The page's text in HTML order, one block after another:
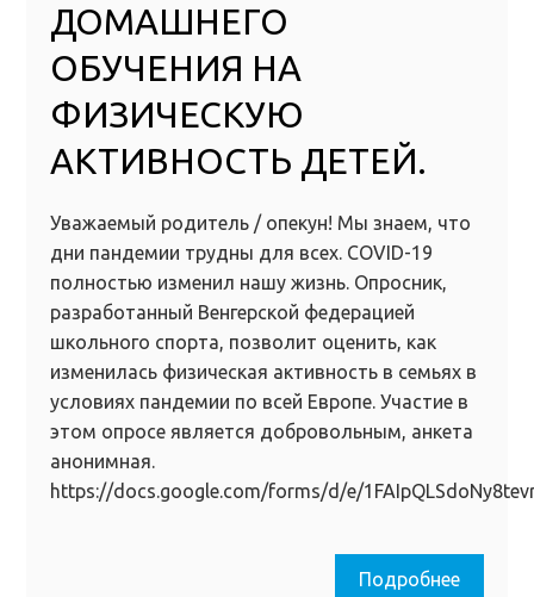
ДОМАШНЕГО
ОБУЧЕНИЯ НА
ФИЗИЧЕСКУЮ
АКТИВНОСТЬ ДЕТЕЙ.
Уважаемый родитель / опекун! Мы знаем, что
дни пандемии трудны для всех. COVID-19
полностью изменил нашу жизнь. Опросник,
разработанный Венгерской федерацией
школьного спорта, позволит оценить, как
изменилась физическая активность в семьях в
условиях пандемии по всей Европе. Участие в
этом опросе является добровольным, анкета
анонимная.
https://docs.google.com/forms/d/e/
Подробнее